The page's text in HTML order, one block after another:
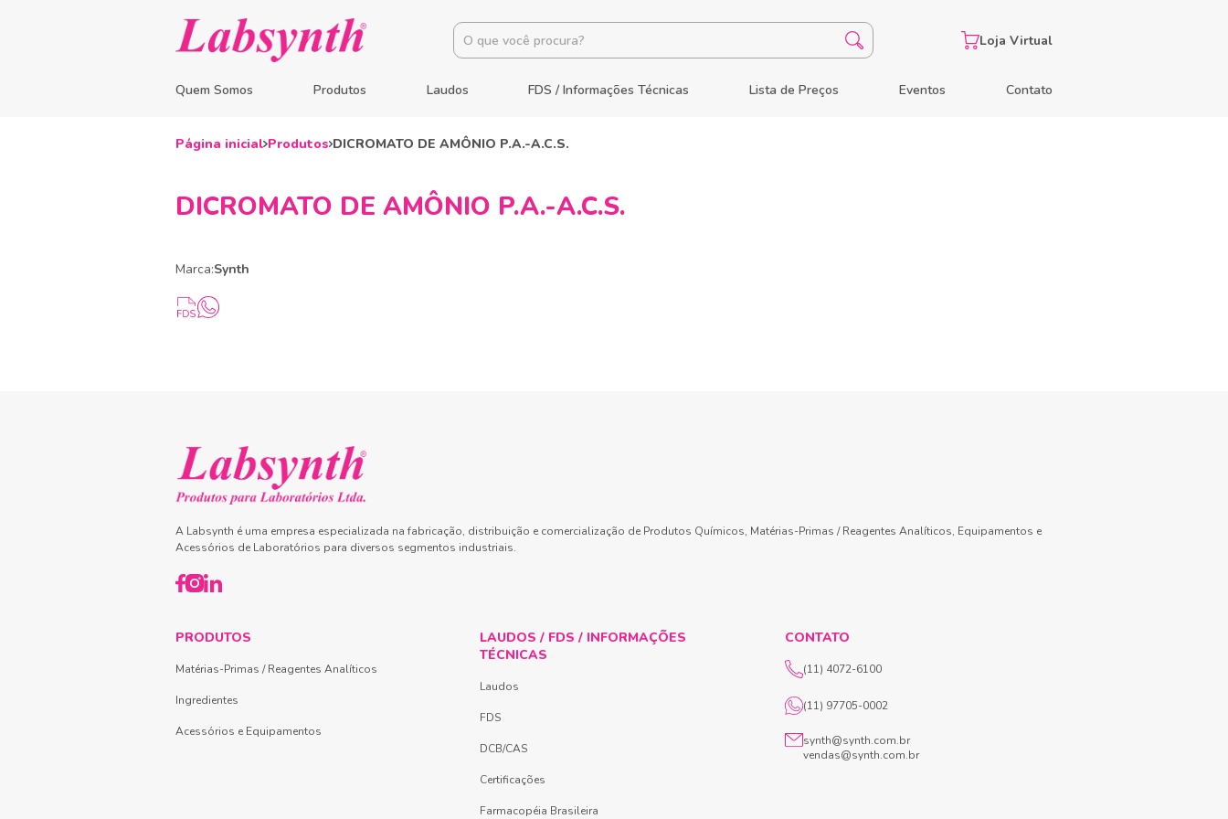
Quem Somos Produtos Laudos FDS / Informações Técnicas Lista de Preços Eventos Contato
Loja Virtual
Página inicial Produtos DICROMATO DE AMÔNIO P.A.-A.C.S.
DICROMATO DE AMÔNIO P.A.-A.C.S.
Marca:Synth
A Labsynth é uma empresa especializada na fabricação, distribuição e comercialização de Produtos Químicos, Matérias-Primas / Reagentes Analíticos, Equipamentos e
Acessórios de Laboratórios para diversos segmentos industriais.
PRODUTOS
Matérias-Primas / Reagentes Analíticos
Ingredientes
Acessórios e Equipamentos
LAUDOS / FDS / INFORMAÇÕES
TÉCNICAS
Laudos
FDS
DCB/CAS
Certificações
Farmacopéia Brasileira
CONTATO
(11) 4072-6100
(11) 97705-0002
synth@synth.com.br
vendas@synth.com.br